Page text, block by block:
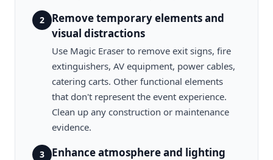
2
Remove temporary elements and
visual distractions
Use Magic Eraser to remove exit signs, fire
extinguishers, AV equipment, power cables,
catering carts. Other functional elements
that don't represent the event experience.
Clean up any construction or maintenance
evidence.
3 Enhance atmosphere and lighting